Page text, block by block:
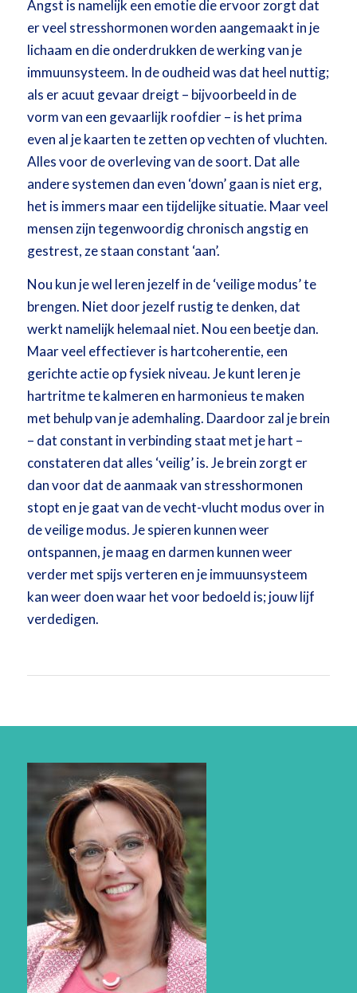
Angst is namelijk een emotie die ervoor zorgt dat
er veel stresshormonen worden aangemaakt in je
lichaam en die onderdrukken de werking van je
immuunsysteem. In de oudheid was dat heel nuttig;
als er acuut gevaar dreigt – bijvoorbeeld in de
vorm van een gevaarlijk roofdier – is het prima
even al je kaarten te zetten op vechten of vluchten.
Alles voor de overleving van de soort. Dat alle
andere systemen dan even ‘down’ gaan is niet erg,
het is immers maar een tijdelijke situatie. Maar veel
mensen zijn tegenwoordig chronisch angstig en
gestrest, ze staan constant ‘aan’.
Nou kun je wel leren jezelf in de ‘veilige modus’ te
brengen. Niet door jezelf rustig te denken, dat
werkt namelijk helemaal niet. Nou een beetje dan.
Maar veel effectiever is hartcoherentie, een
gerichte actie op fysiek niveau. Je kunt leren je
hartritme te kalmeren en harmonieus te maken
met behulp van je ademhaling. Daardoor zal je brein
– dat constant in verbinding staat met je hart –
constateren dat alles ‘veilig’ is. Je brein zorgt er
dan voor dat de aanmaak van stresshormonen
stopt en je gaat van de vecht-vlucht modus over in
de veilige modus. Je spieren kunnen weer
ontspannen, je maag en darmen kunnen weer
verder met spijs verteren en je immuunsysteem
kan weer doen waar het voor bedoeld is; jouw lijf
verdedigen.